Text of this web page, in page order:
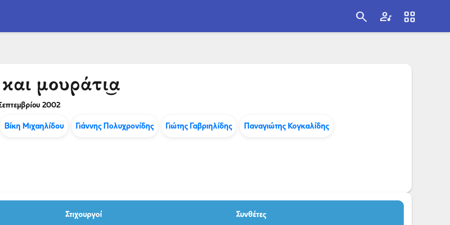
search artist view_cozy
μουράτι͜α
2002
Βίκη Μιχαηλίδου Γιάννης Πολυχρονίδης Γιώτης Γαβριηλίδης Παναγιώτης Κογκαλίδης
Στιχουργοί Συνθέτες